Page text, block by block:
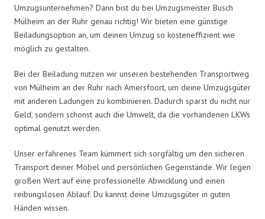
Umzugsunternehmen? Dann bist du bei Umzugsmeister Busch
Mülheim an der Ruhr genau richtig! Wir bieten eine günstige
Beiladungsoption an, um deinen Umzug so kosteneffizient wie
möglich zu gestalten.
Bei der Beiladung nutzen wir unseren bestehenden Transportweg
von Mülheim an der Ruhr nach Amersfoort, um deine Umzugsgüter
mit anderen Ladungen zu kombinieren. Dadurch sparst du nicht nur
Geld, sondern schonst auch die Umwelt, da die vorhandenen LKWs
optimal genutzt werden.
Unser erfahrenes Team kümmert sich sorgfältig um den sicheren
Transport deiner Möbel und persönlichen Gegenstände. Wir legen
großen Wert auf eine professionelle Abwicklung und einen
reibungslosen Ablauf. Du kannst deine Umzugsgüter in guten
Händen wissen.